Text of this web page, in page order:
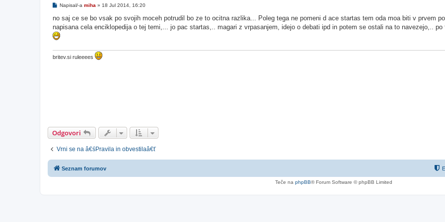
O
g
v
o
r
Napisal/-a miha » 18 Jul 2014, 16:20
no saj ce se bo vsak po svojih moceh potrudil bo ze to ocitna razlika... Poleg tega ne pomeni d ace startas tem oda moa biti v prvem
napisana cela enciklopedija o tej temi,... jo pac startas,.. magari z vrpasanjem, idejo o debati ipd in potem se ostali na to navezejo,.. po
britev.si ruleeees
Odgovori
Vrni se na â€śPravila in obvestilaâ€ť
Seznam forumov
Teče na phpBB® Forum Software © phpBB Limited